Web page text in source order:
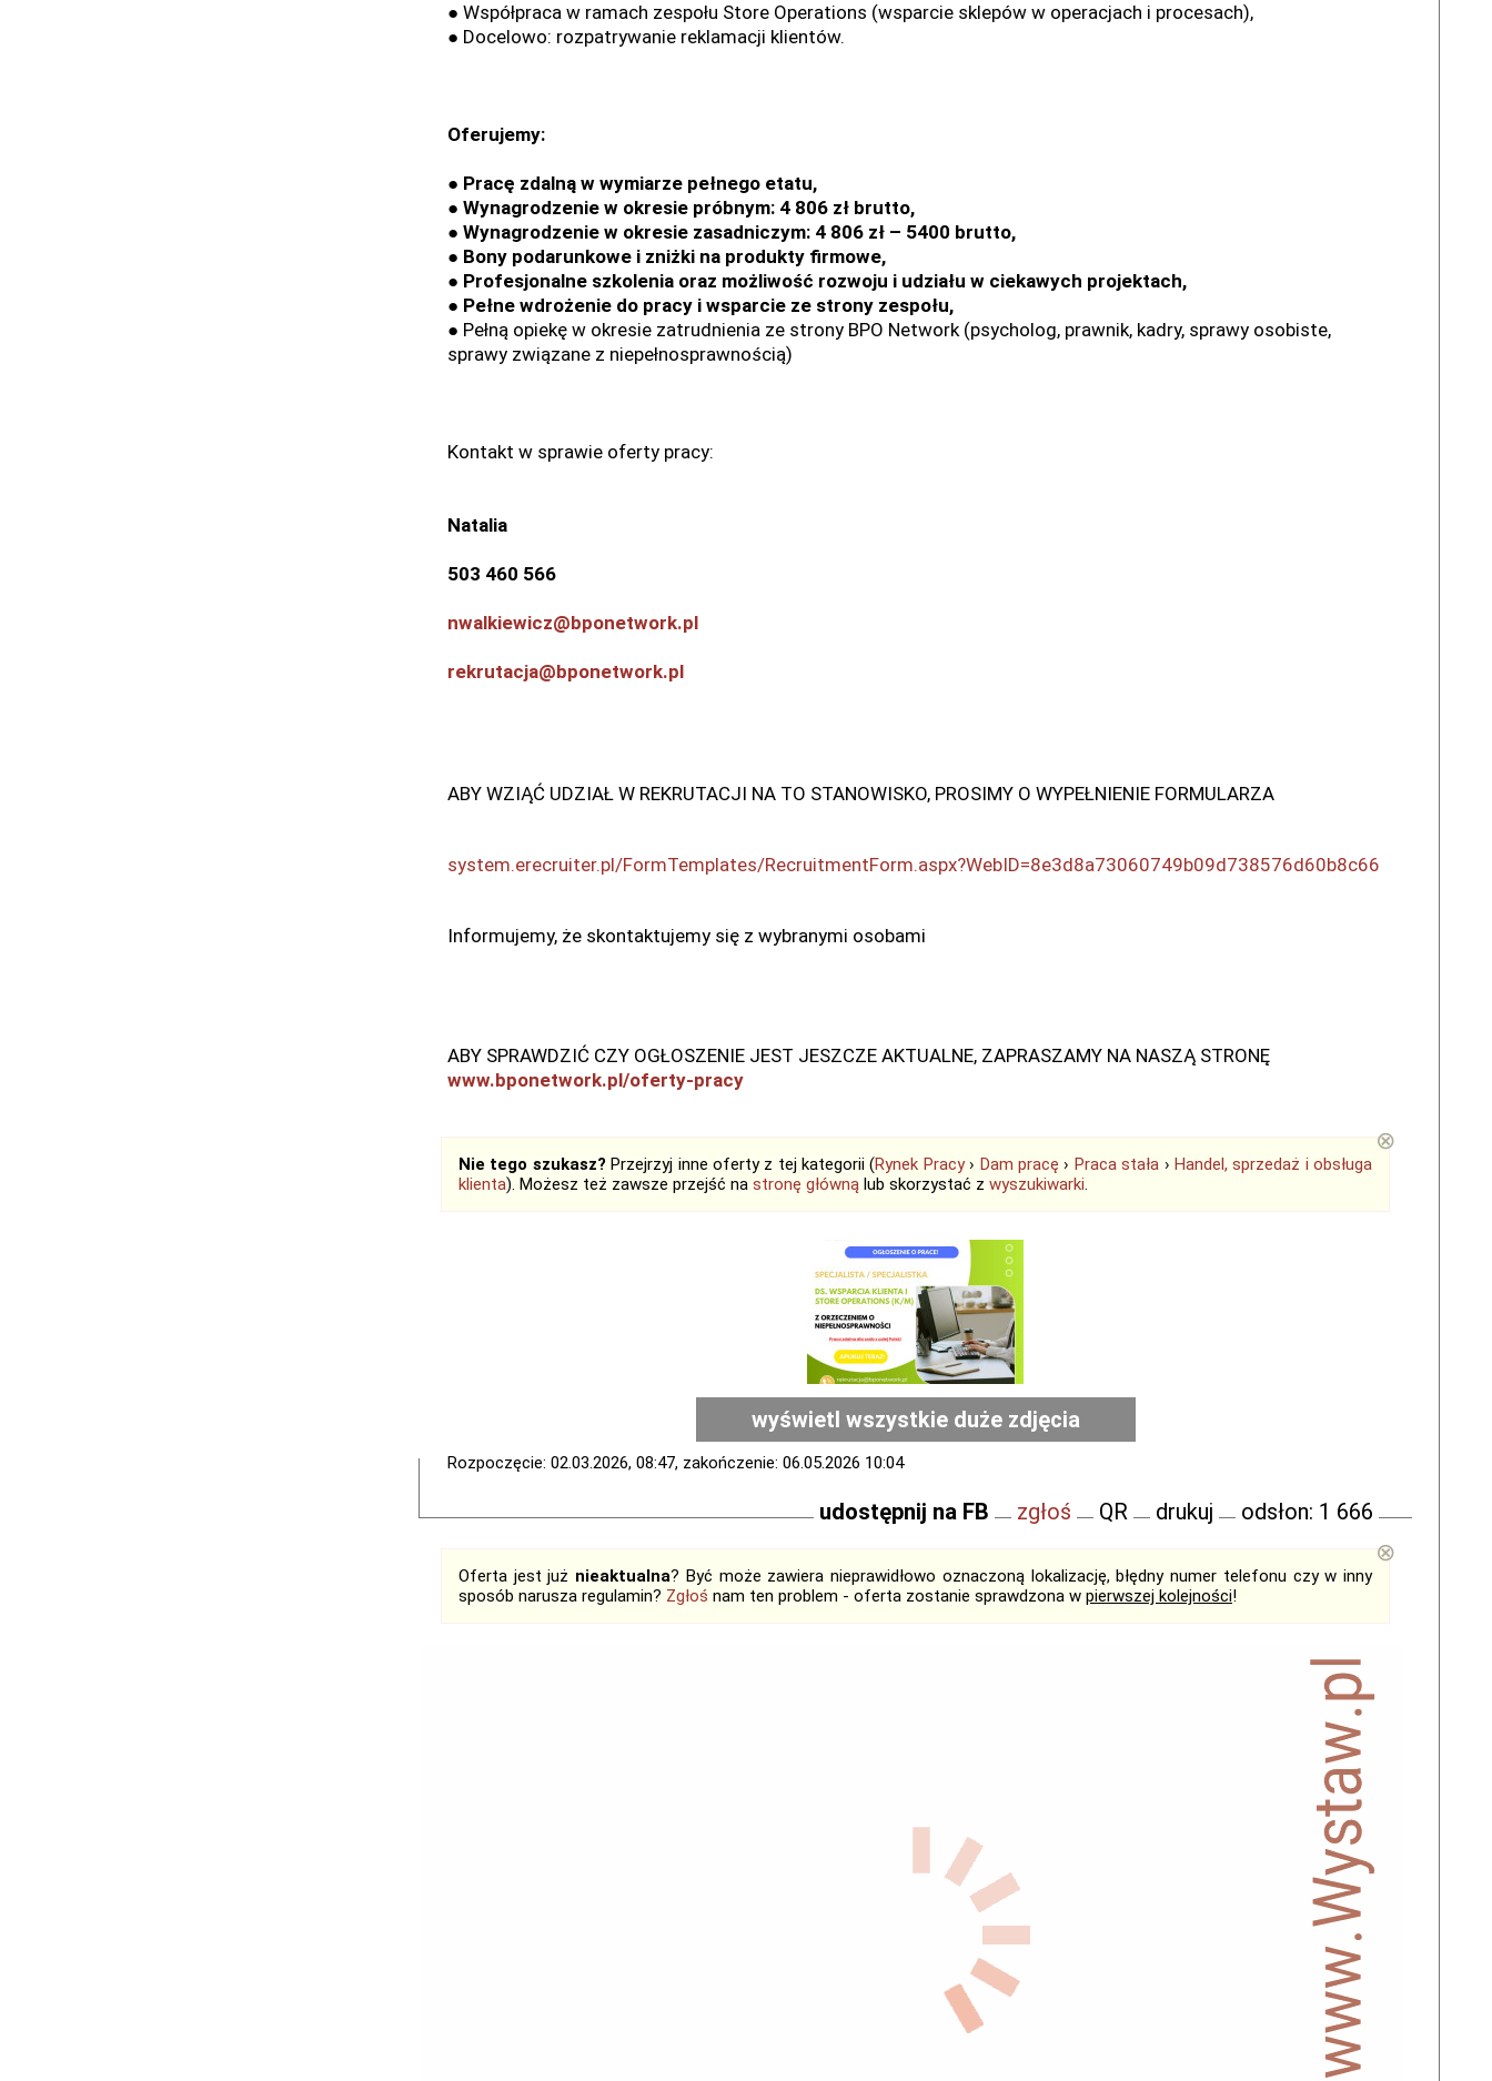
● Współpraca w ramach zespołu Store Operations (wsparcie sklepów w operacjach i procesach),
● Docelowo: rozpatrywanie reklamacji klientów.
Oferujemy:
● Pracę zdalną w wymiarze pełnego etatu,
● Wynagrodzenie w okresie próbnym: 4 806 zł brutto,
● Wynagrodzenie w okresie zasadniczym: 4 806 zł – 5400 brutto,
● Bony podarunkowe i zniżki na produkty firmowe,
● Profesjonalne szkolenia oraz możliwość rozwoju i udziału w ciekawych projektach,
● Pełne wdrożenie do pracy i wsparcie ze strony zespołu,
● Pełną opiekę w okresie zatrudnienia ze strony BPO Network (psycholog, prawnik, kadry, sprawy osobiste,
sprawy związane z niepełnosprawnością)
Kontakt w sprawie oferty pracy:
Natalia
503 460 566
nwalkiewicz@bponetwork.pl
rekrutacja@bponetwork.pl
ABY WZIĄĆ UDZIAŁ W REKRUTACJI NA TO STANOWISKO, PROSIMY O WYPEŁNIENIE FORMULARZA
system.erecruiter.pl/FormTemplates/RecruitmentForm.aspx?WebID=8e3d8a73060749b09d738576d60b8c66
Informujemy, że skontaktujemy się z wybranymi osobami
ABY SPRAWDZIĆ CZY OGŁOSZENIE JEST JESZCZE AKTUALNE, ZAPRASZAMY NA NASZĄ STRONĘ
www.bponetwork.pl/oferty-pracy
Nie tego szukasz? Przejrzyj inne oferty z tej kategorii (Rynek Pracy› Dam pracę › Praca stała › Handel, sprzedaż i obsługa
klienta). Możesz też zawsze przejść na stronę główną lub skorzystać z wyszukiwarki.
⊗
wyświetl wszystkie duże zdjęcia
Rozpoczęcie: 02.03.2026, 08:47, zakończenie: 06.05.2026 10:04
udostępnij na FB zgłoś QR drukuj odsłon: 1 666
Oferta jest już nieaktualna? Być może zawiera nieprawidłowo oznaczoną lokalizację, błędny numer telefonu czy w inny
sposób narusza regulamin? Zgłoś nam ten problem - oferta zostanie sprawdzona w pierwszej kolejności!
⊗